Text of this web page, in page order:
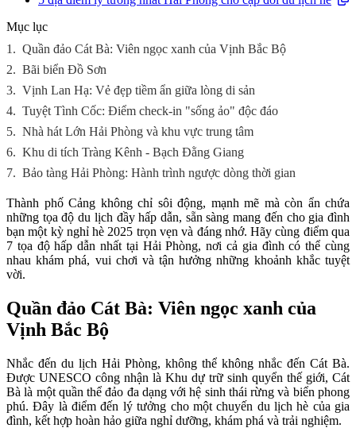
Mục lục
1. Quần đảo Cát Bà: Viên ngọc xanh của Vịnh Bắc Bộ
2. Bãi biển Đồ Sơn
3. Vịnh Lan Hạ: Vẻ đẹp tiềm ẩn giữa lòng di sản
4. Tuyệt Tình Cốc: Điểm check-in "sống ảo" độc đáo
5. Nhà hát Lớn Hải Phòng và khu vực trung tâm
6. Khu di tích Tràng Kênh - Bạch Đằng Giang
7. Bảo tàng Hải Phòng: Hành trình ngược dòng thời gian
Thành phố Cảng không chỉ sôi động, mạnh mẽ mà còn ẩn chứa
những tọa độ du lịch đầy hấp dẫn, sẵn sàng mang đến cho gia đình
bạn một kỳ nghỉ hè 2025 trọn vẹn và đáng nhớ. Hãy cùng điểm qua
7 tọa độ hấp dẫn nhất tại Hải Phòng, nơi cả gia đình có thể cùng
nhau khám phá, vui chơi và tận hưởng những khoảnh khắc tuyệt
vời.
Quần đảo Cát Bà: Viên ngọc xanh của
Vịnh Bắc Bộ
Nhắc đến du lịch Hải Phòng, không thể không nhắc đến Cát Bà.
Được UNESCO công nhận là Khu dự trữ sinh quyển thế giới, Cát
Bà là một quần thể đảo đa dạng với hệ sinh thái rừng và biển phong
phú. Đây là điểm đến lý tưởng cho một chuyến du lịch hè của gia
đình, kết hợp hoàn hảo giữa nghỉ dưỡng, khám phá và trải nghiệm.